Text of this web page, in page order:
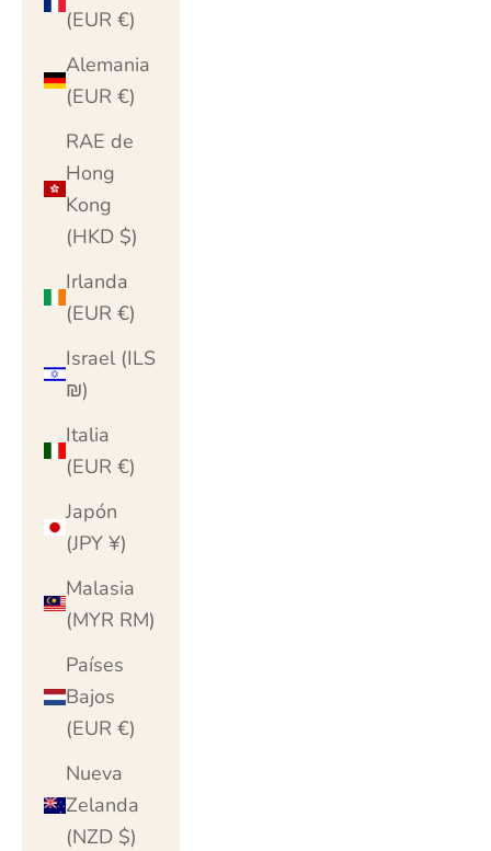
(EUR €)
Alemania
(EUR €)
RAE de
Hong
Kong
(HKD $)
Irlanda
(EUR €)
Israel (ILS
₪)
Italia
(EUR €)
Japón
(JPY ¥)
Malasia
(MYR RM)
Países
Bajos
(EUR €)
Nueva
Zelanda
(NZD $)